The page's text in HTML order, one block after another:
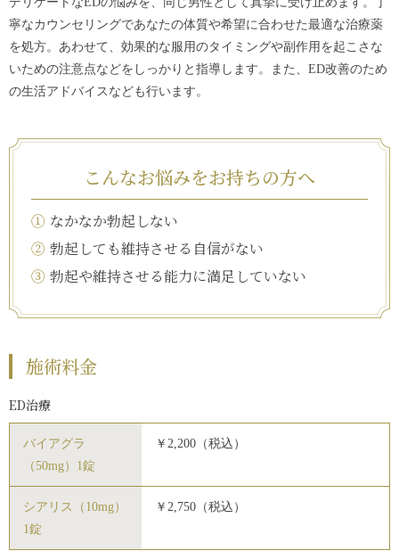
寧なカウンセリングであなたの体質や希望に合わせた最適な治療薬
を処方。あわせて、効果的な服用のタイミングや副作用を起こさな
いための注意点などをしっかりと指導します。また、ED改善のため
の生活アドバイスなども行います。
こんなお悩みをお持ちの方へ
① なかなか勃起しない
② 勃起しても維持させる自信がない
③ 勃起や維持させる能力に満足していない
施術料金
ED治療
バイアグラ
（50mg）1錠
￥2,200（税込）
シアリス（10mg）
1錠
￥2,750（税込）